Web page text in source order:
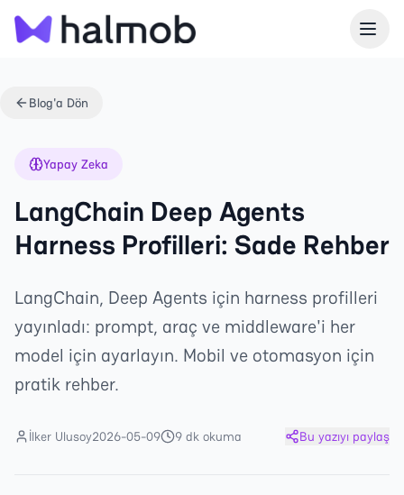
Blog'a Dön
Yapay Zeka
LangChain Deep Agents
Harness Profilleri: Sade Rehber
LangChain, Deep Agents için harness profilleri
yayınladı: prompt, araç ve middleware'i her
model için ayarlayın. Mobil ve otomasyon için
pratik rehber.
İlker Ulusoy2026-05-09 9 dk okuma Bu yazıyı paylaş